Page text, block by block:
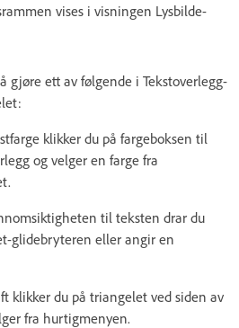
vises i visningen Lysbilde-
gjøre ett av følgende i Tekstoverlegg-
klikker du på fargeboksen til
og velger en farge fra
til teksten drar du
glidebryteren eller angir en
klikker du på triangelet ved siden av
fra hurtigmenyen.